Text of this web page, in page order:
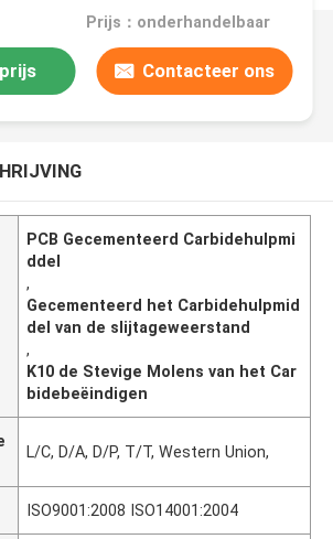
Prijs：onderhandelbaar
Contacteer ons
PCB Gecementeerd Carbidehulpmi
ddel
,
Gecementeerd het Carbidehulpmid
del van de slijtageweerstand
,
K10 de Stevige Molens van het Car
bidebeëindigen
L/C, D/A, D/P, T/T, Western Union,
ISO9001:2008 ISO14001:2004